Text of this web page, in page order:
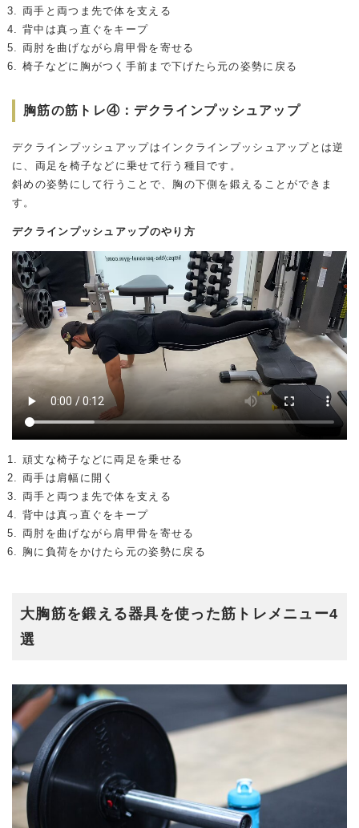
両手と両つま先で体を支える
背中は真っ直ぐをキープ
両肘を曲げながら肩甲骨を寄せる
椅子などに胸がつく手前まで下げたら元の姿勢に戻る
胸筋の筋トレ④：デクラインプッシュアップ
デクラインプッシュアップはインクラインプッシュアップとは逆
に、両足を椅子などに乗せて行う種目です。
斜めの姿勢にして行うことで、胸の下側を鍛えることができま
す。
デクラインプッシュアップのやり方
頑丈な椅子などに両足を乗せる
両手は肩幅に開く
両手と両つま先で体を支える
背中は真っ直ぐをキープ
両肘を曲げながら肩甲骨を寄せる
胸に負荷をかけたら元の姿勢に戻る
大胸筋を鍛える器具を使った筋トレメニュー4
選